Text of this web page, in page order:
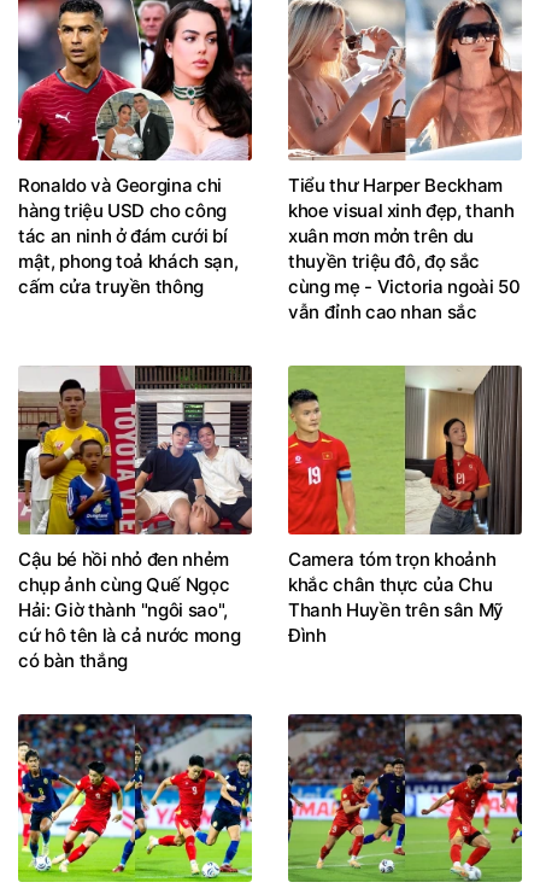
Ronaldo và Georgina chi
hàng triệu USD cho công
tác an ninh ở đám cưới bí
mật, phong toả khách sạn,
cấm cửa truyền thông
Tiểu thư Harper Beckham
khoe visual xinh đẹp, thanh
xuân mơn mởn trên du
thuyền triệu đô, đọ sắc
cùng mẹ - Victoria ngoài 50
vẫn đỉnh cao nhan sắc
Cậu bé hồi nhỏ đen nhẻm
chụp ảnh cùng Quế Ngọc
Hải: Giờ thành "ngôi sao",
cứ hô tên là cả nước mong
có bàn thắng
Camera tóm trọn khoảnh
khắc chân thực của Chu
Thanh Huyền trên sân Mỹ
Đình